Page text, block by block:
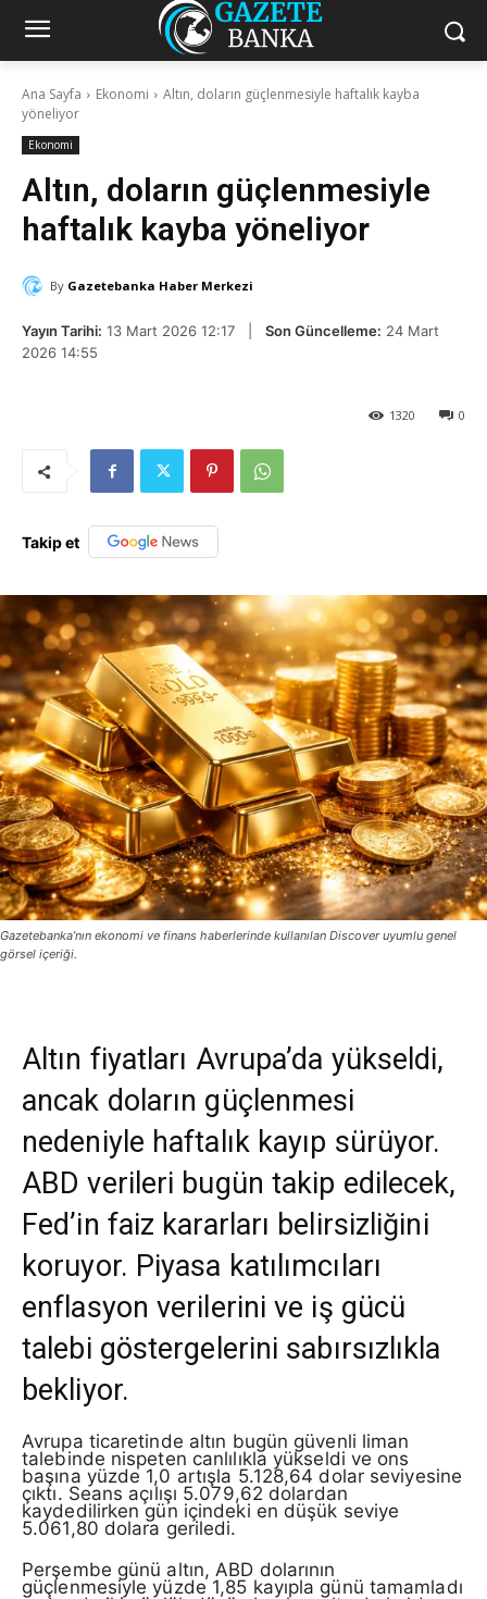
Ana Sayfa Ekonomi
Altın, doların güçlenmesiyle haftalık kayba
yöneliyor
Ekonomi
Altın, doların güçlenmesiyle
haftalık kayba yöneliyor
By Gazetebanka Haber Merkezi
Yayın Tarihi: 13 Mart 2026 12:17 | Son Güncelleme: 24 Mart
2026 14:55
0
1320
Takip et
Gazetebanka’nın ekonomi ve finans haberlerinde kullanılan Discover uyumlu genel
görsel içeriği.
Altın fiyatları Avrupa’da yükseldi,
ancak doların güçlenmesi
nedeniyle haftalık kayıp sürüyor.
ABD verileri bugün takip edilecek,
Fed’in faiz kararları belirsizliğini
koruyor. Piyasa katılımcıları
enflasyon verilerini ve iş gücü
talebi göstergelerini sabırsızlıkla
bekliyor.
Avrupa ticaretinde altın bugün güvenli liman
talebinde nispeten canlılıkla yükseldi ve ons
başına yüzde 1,0 artışla 5.128,64 dolar seviyesine
çıktı. Seans açılışı 5.079,62 dolardan
kaydedilirken gün içindeki en düşük seviye
5.061,80 dolara geriledi.
Perşembe günü altın, ABD dolarının
güçlenmesiyle yüzde 1,85 kayıpla günü tamamladı